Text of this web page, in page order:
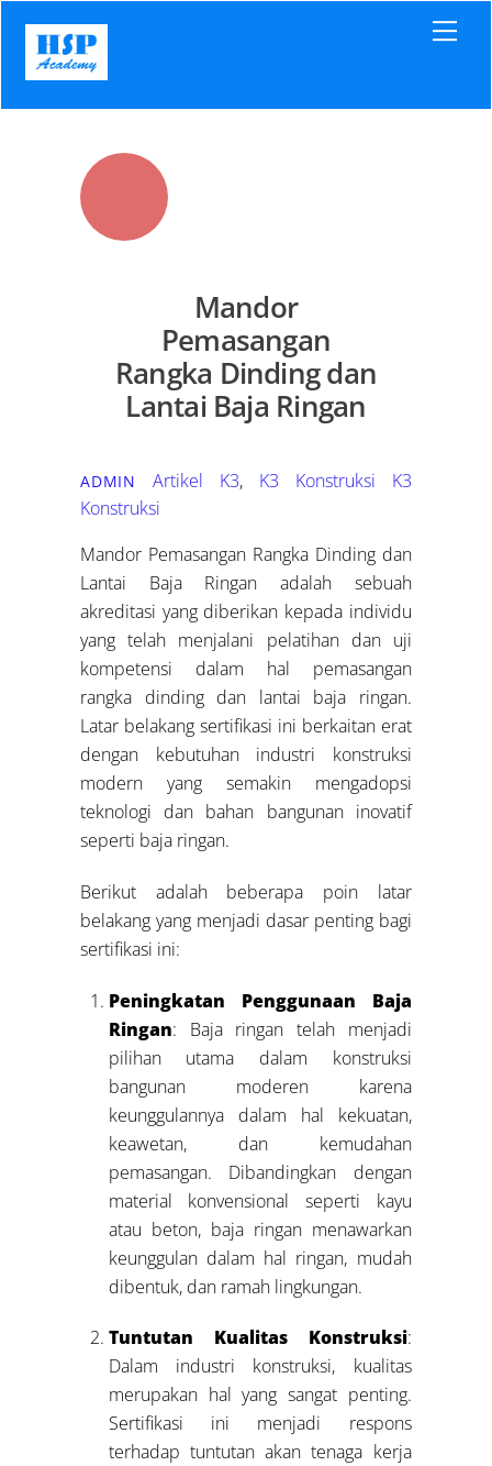
content
Mandor
Pemasangan
Rangka Dinding dan
Lantai Baja Ringan
ADMIN Artikel K3, K3 Konstruksi
K3
Konstruksi
Mandor Pemasangan Rangka Dinding dan
Lantai Baja Ringan adalah sebuah
akreditasi yang diberikan kepada individu
yang telah menjalani pelatihan dan uji
kompetensi dalam hal pemasangan
rangka dinding dan lantai baja ringan.
Latar belakang sertifikasi ini berkaitan erat
dengan kebutuhan industri konstruksi
modern yang semakin mengadopsi
teknologi dan bahan bangunan inovatif
seperti baja ringan.
Berikut adalah beberapa poin latar
belakang yang menjadi dasar penting bagi
sertifikasi ini:
Peningkatan Penggunaan Baja
Ringan: Baja ringan telah menjadi
pilihan utama dalam konstruksi
bangunan moderen karena
keunggulannya dalam hal kekuatan,
keawetan, dan kemudahan
pemasangan. Dibandingkan dengan
material konvensional seperti kayu
atau beton, baja ringan menawarkan
keunggulan dalam hal ringan, mudah
dibentuk, dan ramah lingkungan.
Tuntutan Kualitas Konstruksi:
Dalam industri konstruksi, kualitas
merupakan hal yang sangat penting.
Sertifikasi ini menjadi respons
terhadap tuntutan akan tenaga kerja